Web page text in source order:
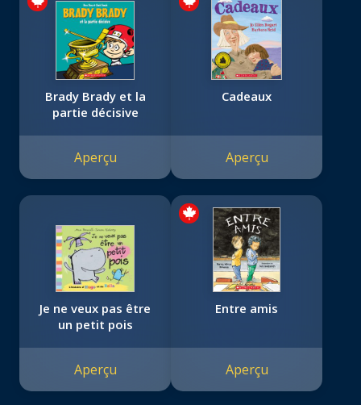
Brady Brady et la
partie décisive
Aperçu
Cadeaux
Aperçu
Je ne veux pas être
un petit pois
Aperçu
Entre amis
Aperçu